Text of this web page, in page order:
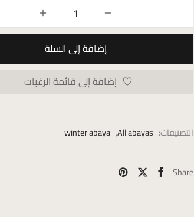
إضافة إلى السلة
إضافة إلى قائمة الرغبات
التصنيفات: All abayas
,
winter abaya
Share